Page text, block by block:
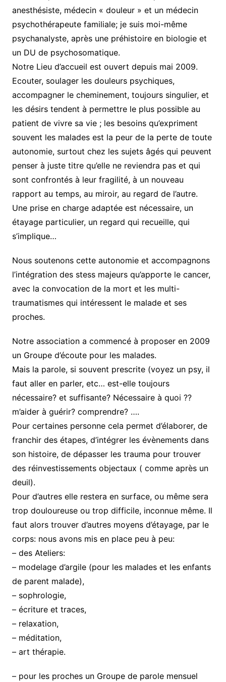
anesthésiste, médecin « douleur » et un médecin
psychothérapeute familiale; je suis moi-même
psychanalyste, après une préhistoire en biologie et
un DU de psychosomatique.
Notre Lieu d’accueil est ouvert depuis mai 2009.
Ecouter, soulager les douleurs psychiques,
accompagner le cheminement, toujours singulier, et
les désirs tendent à permettre le plus possible au
patient de vivre sa vie ; les besoins qu’expriment
souvent les malades est la peur de la perte de toute
autonomie, surtout chez les sujets âgés qui peuvent
penser à juste titre qu’elle ne reviendra pas et qui
sont confrontés à leur fragilité, à un nouveau
rapport au temps, au miroir, au regard de l’autre.
Une prise en charge adaptée est nécessaire, un
étayage particulier, un regard qui recueille, qui
s’implique…
Nous soutenons cette autonomie et accompagnons
l’intégration des stess majeurs qu’apporte le cancer,
avec la convocation de la mort et les multi-
traumatismes qui intéressent le malade et ses
proches.
Notre association a commencé à proposer en 2009
un Groupe d’écoute pour les malades.
Mais la parole, si souvent prescrite (voyez un psy, il
faut aller en parler, etc… est-elle toujours
nécessaire? et suffisante? Nécessaire à quoi ??
m’aider à guérir? comprendre? ….
Pour certaines personne cela permet d’élaborer, de
franchir des étapes, d’intégrer les évènements dans
son histoire, de dépasser les trauma pour trouver
des réinvestissements objectaux ( comme après un
deuil).
Pour d’autres elle restera en surface, ou même sera
trop douloureuse ou trop difficile, inconnue même. Il
faut alors trouver d’autres moyens d’étayage, par le
corps: nous avons mis en place peu à peu:
– des Ateliers:
– modelage d’argile (pour les malades et les enfants
de parent malade),
– sophrologie,
– écriture et traces,
– relaxation,
– méditation,
– art thérapie.
– pour les proches un Groupe de parole mensuel